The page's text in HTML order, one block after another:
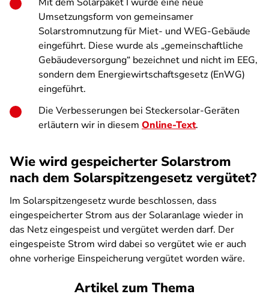
Umsetzungsform von gemeinsamer
Solarstromnutzung für Miet- und WEG-Gebäude
eingeführt. Diese wurde als „gemeinschaftliche
Gebäudeversorgung“ bezeichnet und nicht im EEG,
sondern dem Energiewirtschaftsgesetz (EnWG)
eingeführt.
Die Verbesserungen bei Steckersolar-Geräten
erläutern wir in diesem Online-Text.
Wie wird gespeicherter Solarstrom
nach dem Solarspitzengesetz vergütet?
Im Solarspitzengesetz wurde beschlossen, dass
eingespeicherter Strom aus der Solaranlage wieder in
das Netz eingespeist und vergütet werden darf. Der
eingespeiste Strom wird dabei so vergütet wie er auch
ohne vorherige Einspeicherung vergütet worden wäre.
Artikel zum Thema